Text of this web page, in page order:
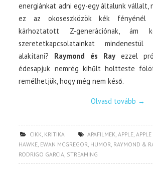
energiánkat adni egy-egy általunk vállalt,
ez az okoseszközök kék fényénél
kárhoztatott Z-generációnak, ám
szeretetkapcsolatainkat
alakítani? Raymond és Rayezzel
édesapjuk nemrég kihűlt holtteste
remélhetjük, hogy még nem késő.
Olvasd tovább →
CIKK KRITIKA APAFILMEK ,APPLE ,
HAWKE EWAN MCGREGOR HUMOR RAYMOND &
RODRIGO GARCIA STREAMING